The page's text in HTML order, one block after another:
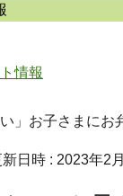
情報
」お子さまにお
日時 : 2023年2